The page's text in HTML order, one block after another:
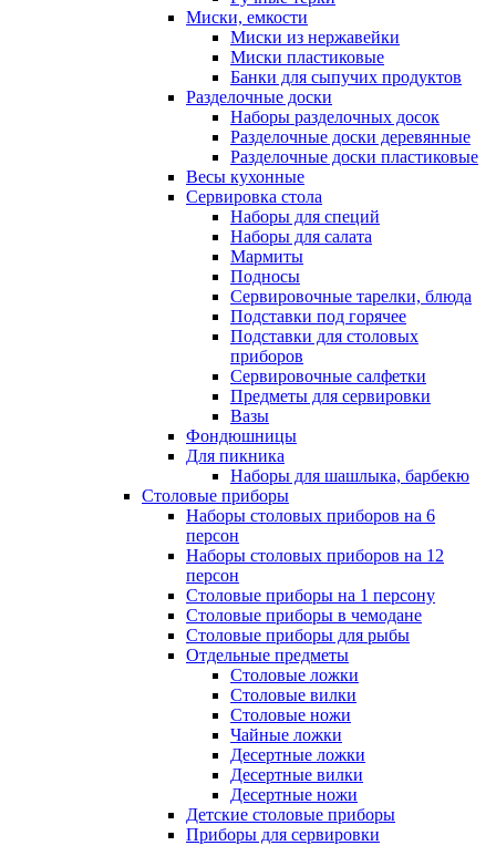
Миски, емкости
Миски из нержавейки
Миски пластиковые
Банки для сыпучих продуктов
Разделочные доски
Наборы разделочных досок
Разделочные доски деревянные
Разделочные доски пластиковые
Весы кухонные
Сервировка стола
Наборы для специй
Наборы для салата
Мармиты
Подносы
Сервировочные тарелки, блюда
Подставки под горячее
Подставки для столовых
приборов
Сервировочные салфетки
Предметы для сервировки
Вазы
Фондюшницы
Для пикника
Наборы для шашлыка, барбекю
Столовые приборы
Наборы столовых приборов на 6
персон
Наборы столовых приборов на 12
персон
Столовые приборы на 1 персону
Столовые приборы в чемодане
Столовые приборы для рыбы
Отдельные предметы
Столовые ложки
Столовые вилки
Столовые ножи
Чайные ложки
Десертные ложки
Десертные вилки
Десертные ножи
Детские столовые приборы
Приборы для сервировки